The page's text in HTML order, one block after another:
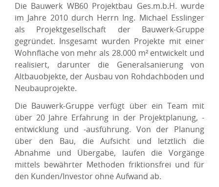
Die Bauwerk WB60 Projektbau Ges.m.b.H. wurde
im Jahre 2010 durch Herrn Ing. Michael Esslinger
als Projektgesellschaft der Bauwerk-Gruppe
gegründet. Insgesamt wurden Projekte mit einer
Wohnfläche von mehr als 28.000 m² entwickelt und
realisiert, darunter die Generalsanierung von
Altbauobjekte, der Ausbau von Rohdachböden und
Neubauprojekte.
Die Bauwerk-Gruppe verfügt über ein Team mit
über 20 Jahre Erfahrung in der Projektplanung, -
entwicklung und -ausführung. Von der Planung
über den Bau, die Aufsicht und letztlich die
Abnahme und Übergabe, laufen die Vorgänge
mittels bewährter Methoden friktionsfrei und für
den Kunden/Investor ohne Aufwand ab.